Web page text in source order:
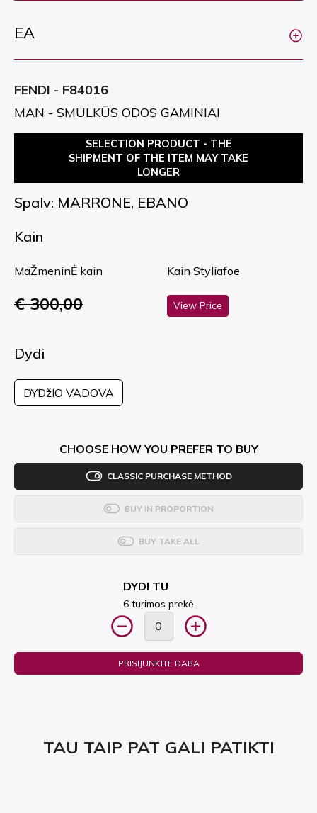
EA
FENDI - F84016
MAN - SMULKŪS ODOS GAMINIAI
SELECTION PRODUCT - THE
SHIPMENT OF THE ITEM MAY TAKE
LONGER
Spalv: MARRONE, EBANO
Kain
MaŽmeninĖ kain
€ 300,00
Kain Styliafoe
View Price
Dydi
DYDžIO VADOVA
CHOOSE HOW YOU PREFER TO BUY
CLASSIC PURCHASE METHOD
BUY IN PROPORTION
BUY TAKE ALL
DYDI TU
6 turimos prekė
PRISIJUNKITE DABA
TAU TAIP PAT GALI PATIKTI